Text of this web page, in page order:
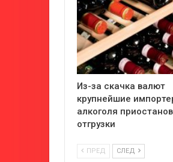
Из-за скачка валют
крупнейшие
алкоголя
отгрузки
ПРЕД СЛЕД